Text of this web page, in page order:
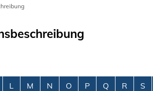
Register überspringen
L M N O P Q R S